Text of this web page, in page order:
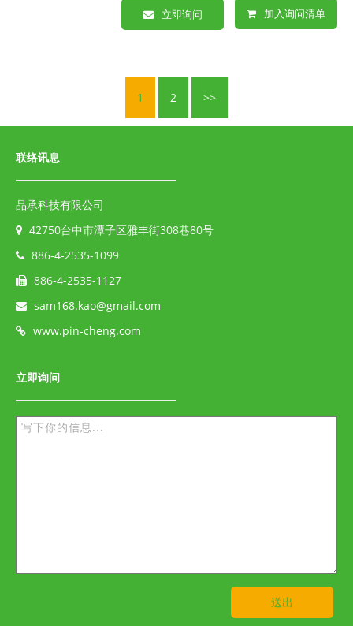
立即询问 加入询问清单
1 2 >>
联络讯息
品承科技有限公司
42750台中市潭子区雅丰街308巷80号
886-4-2535-1099
886-4-2535-1127
sam168.kao@gmail.com
www.pin-cheng.com
立即询问
送出